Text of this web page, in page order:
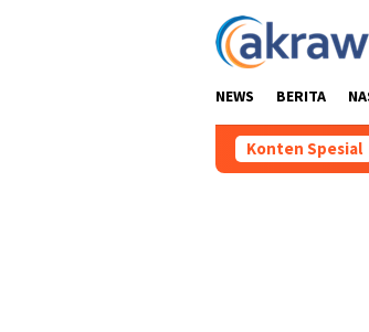
NEWS BERITA
Konten Spesial
BBM Solar Subsidi, Kasat Reskrim